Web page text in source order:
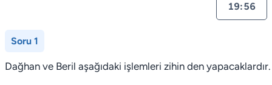
19:55
Soru 1
Dağhan ve Beril aşağıdaki işlemleri zihin­ den yapacaklardır.